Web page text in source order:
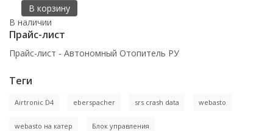
В корзину
В наличии
Прайс-лист
Прайс-лист - Автономный Отопитель РУ
Теги
Airtronic D4 eberspacher srs crash data webasto
webasto на катер Блок управления